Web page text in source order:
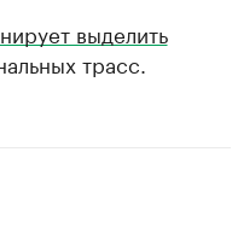
выделить
трасс.